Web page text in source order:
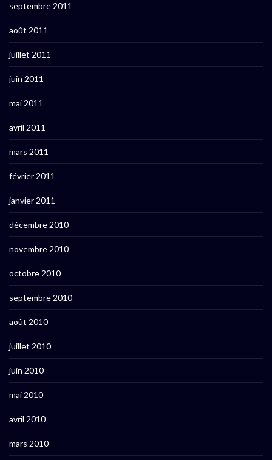
septembre 2011
août 2011
juillet 2011
juin 2011
mai 2011
avril 2011
mars 2011
février 2011
janvier 2011
décembre 2010
novembre 2010
octobre 2010
septembre 2010
août 2010
juillet 2010
juin 2010
mai 2010
avril 2010
mars 2010